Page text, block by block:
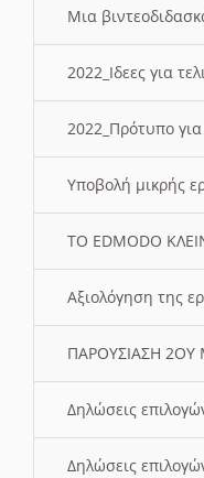
Μια
2022_Ιδεες για
2022_Πρότυπο
Υποβολή μικρής
ΤΟ EDMODO
Αξιολόγηση της
ΠΑΡΟΥΣΙΑΣΗ
Δηλώσεις
Δηλώσεις